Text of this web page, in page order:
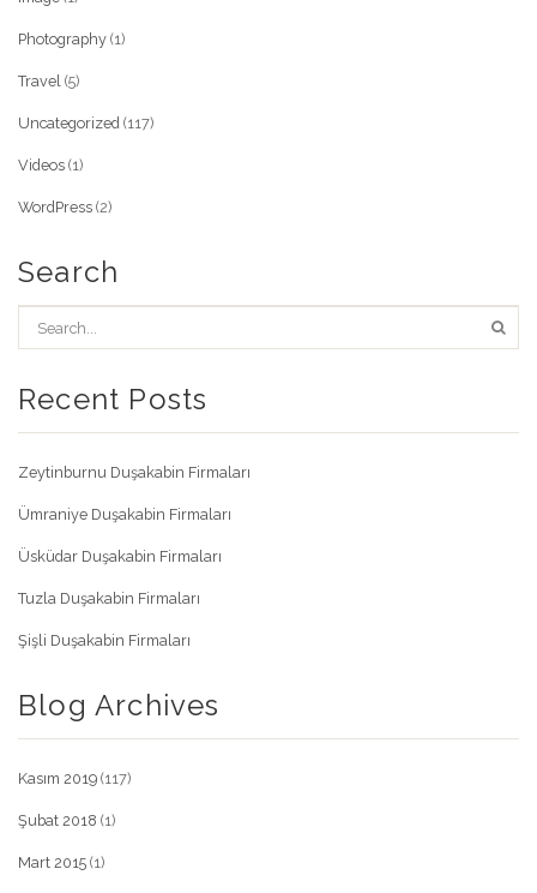
Photography (1)
Travel (5)
Uncategorized (117)
Videos (1)
WordPress (2)
Search
Recent Posts
Zeytinburnu Duşakabin Firmaları
Ümraniye Duşakabin Firmaları
Üsküdar Duşakabin Firmaları
Tuzla Duşakabin Firmaları
Şişli Duşakabin Firmaları
Blog Archives
Kasım 2019 (117)
Şubat 2018 (1)
Mart 2015 (1)